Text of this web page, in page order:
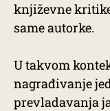
književne
same autorke.
U takvom
nagrađivanje
prevladavanja